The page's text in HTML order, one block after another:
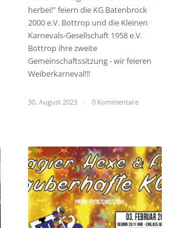
herbei!" feiern die KG Batenbrock
2000 e.V. Bottrop und die Kleinen
Karnevals-Gesellschaft 1958 e.V.
Bottrop ihre zweite
Gemeinschaftssitzung - wir feieren
Weiberkarneval!!!
30. August 2023 / 0 Kommentare